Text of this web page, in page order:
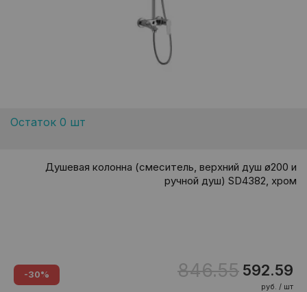
Остаток 0 шт
Душевая колонна (смеситель, верхний душ ø200 и
ручной душ) SD4382, хром
-30% 846.55 592.59
руб. / шт